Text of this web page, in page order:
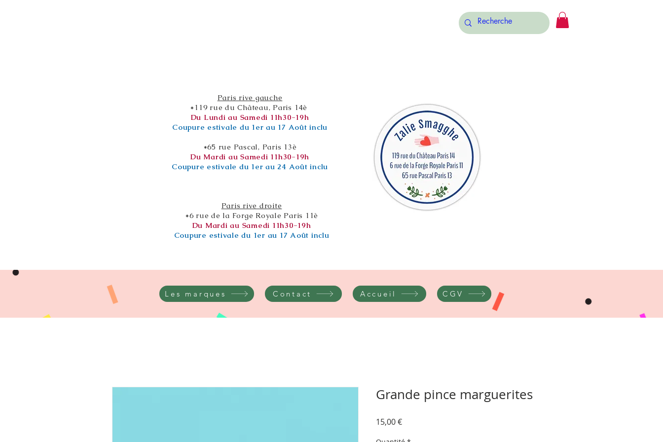
Paris rive gauche
*119 rue du Château, Paris 14è
Du Lundi au Samedi 11h30-19h
Coupure estivale du 1er au 17 Août inclu
*65 rue Pascal, Paris 13è
Du Mardi au Samedi 11h30-19h
Coupure estivale du 1er au 24 Août inclu
Paris rive droite
*6 rue de la Forge Royale Paris 11è
Du Mardi au Samedi 11h30-19h
Coupure estivale du 1er au 17 Août inclu
Les marques Contact Accueil CGV
Grande pince marguerites
15,00 €Prix